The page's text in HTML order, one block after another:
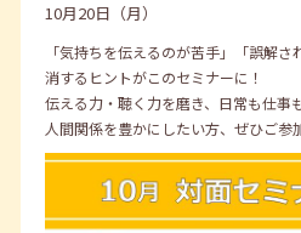
10月20日（月）
「気持ちを伝えるのが苦手」「誤解
消するヒントがこのセミナーに！
伝える力・聴く力を磨き、日常も仕事
人間関係を豊かにしたい方、ぜひご参